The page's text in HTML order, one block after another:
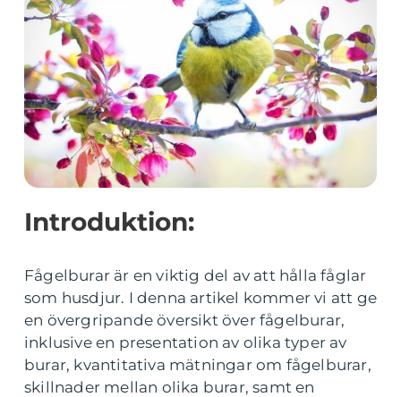
Introduktion:
Fågelburar är en viktig del av att hålla fåglar
som husdjur. I denna artikel kommer vi att ge
en övergripande översikt över fågelburar,
inklusive en presentation av olika typer av
burar, kvantitativa mätningar om fågelburar,
skillnader mellan olika burar, samt en